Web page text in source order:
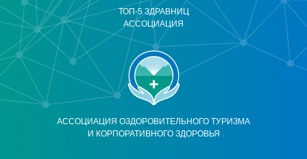
АССОЦИАЦИЯ ОЗДОРОВИТЕЛЬНОГО ТУРИЗМА
И КОРПОРАТИВНОГО ЗДОРОВЬЯ
ТОП-5 ЗДРАВНИЦ
АССОЦИАЦИЯ